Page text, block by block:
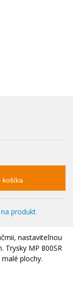
košíka
produkt
nastaviteľnou
Trysky MP 800SR
plochy.